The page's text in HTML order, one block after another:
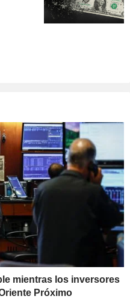
mientras los inversores
Próximo